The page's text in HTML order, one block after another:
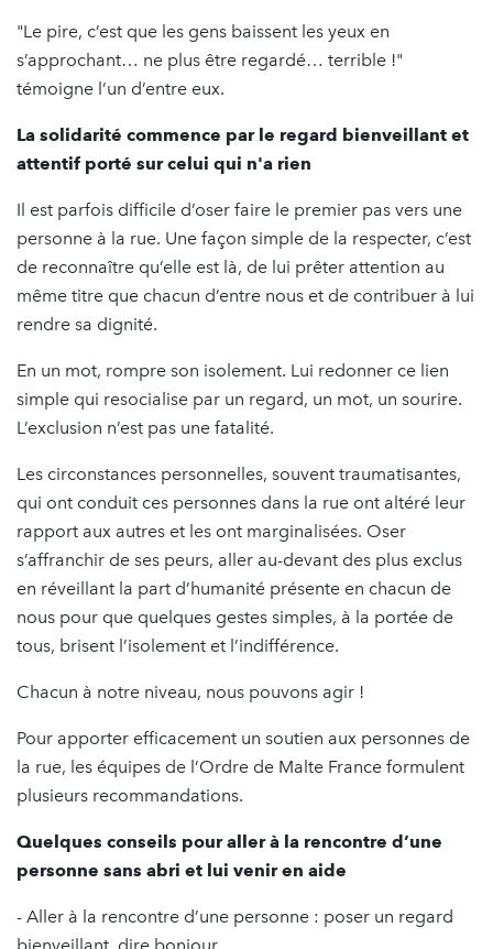
"Le pire, c’est que les gens baissent les yeux en
s’approchant… ne plus être regardé… terrible !"
témoigne l’un d’entre eux.
La solidarité commence par le regard bienveillant et
attentif porté sur celui qui n'a rien
Il est parfois difficile d’oser faire le premier pas vers une
personne à la rue. Une façon simple de la respecter, c’est
de reconnaître qu’elle est là, de lui prêter attention au
même titre que chacun d’entre nous et de contribuer à lui
rendre sa dignité.
En un mot, rompre son isolement. Lui redonner ce lien
simple qui resocialise par un regard, un mot, un sourire.
L’exclusion n’est pas une fatalité.
Les circonstances personnelles, souvent traumatisantes,
qui ont conduit ces personnes dans la rue ont altéré leur
rapport aux autres et les ont marginalisées. Oser
s’affranchir de ses peurs, aller au-devant des plus exclus
en réveillant la part d’humanité présente en chacun de
nous pour que quelques gestes simples, à la portée de
tous, brisent l’isolement et l’indifférence.
Chacun à notre niveau, nous pouvons agir !
Pour apporter efficacement un soutien aux personnes de
la rue, les équipes de l’Ordre de Malte France formulent
plusieurs recommandations.
Quelques conseils pour aller à la rencontre d’une
personne sans abri et lui venir en aide
- Aller à la rencontre d’une personne : poser un regard